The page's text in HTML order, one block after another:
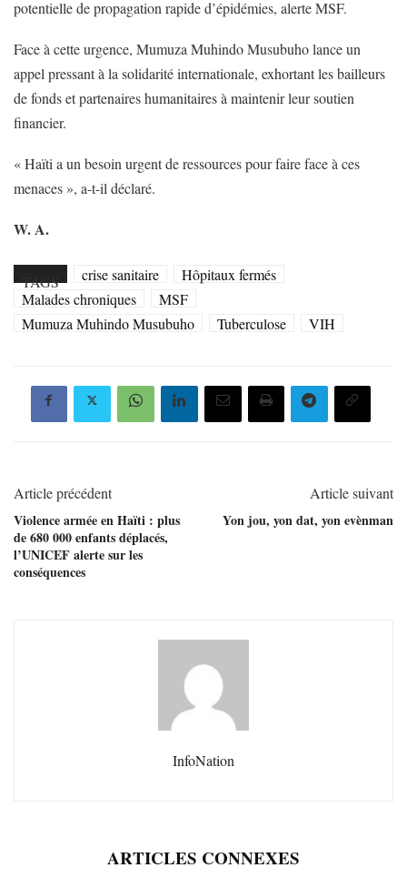
potentielle de propagation rapide d’épidémies, alerte MSF.
Face à cette urgence, Mumuza Muhindo Musubuho lance un
appel pressant à la solidarité internationale, exhortant les bailleurs
de fonds et partenaires humanitaires à maintenir leur soutien
financier.
« Haïti a un besoin urgent de ressources pour faire face à ces
menaces », a-t-il déclaré.
W. A.
TAGS crise sanitaire
Hôpitaux fermés
Malades chroniques
MSF
Mumuza Muhindo Musubuho
Tuberculose VIH
Article précédent
Violence armée en Haïti : plus
de 680 000 enfants déplacés,
l’UNICEF alerte sur les
conséquences
Article suivant
Yon jou, yon dat, yon evènman
InfoNation
ARTICLES CONNEXES